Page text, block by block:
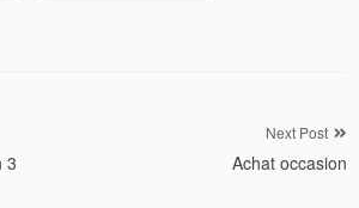
3
Next Post
Achat occasion